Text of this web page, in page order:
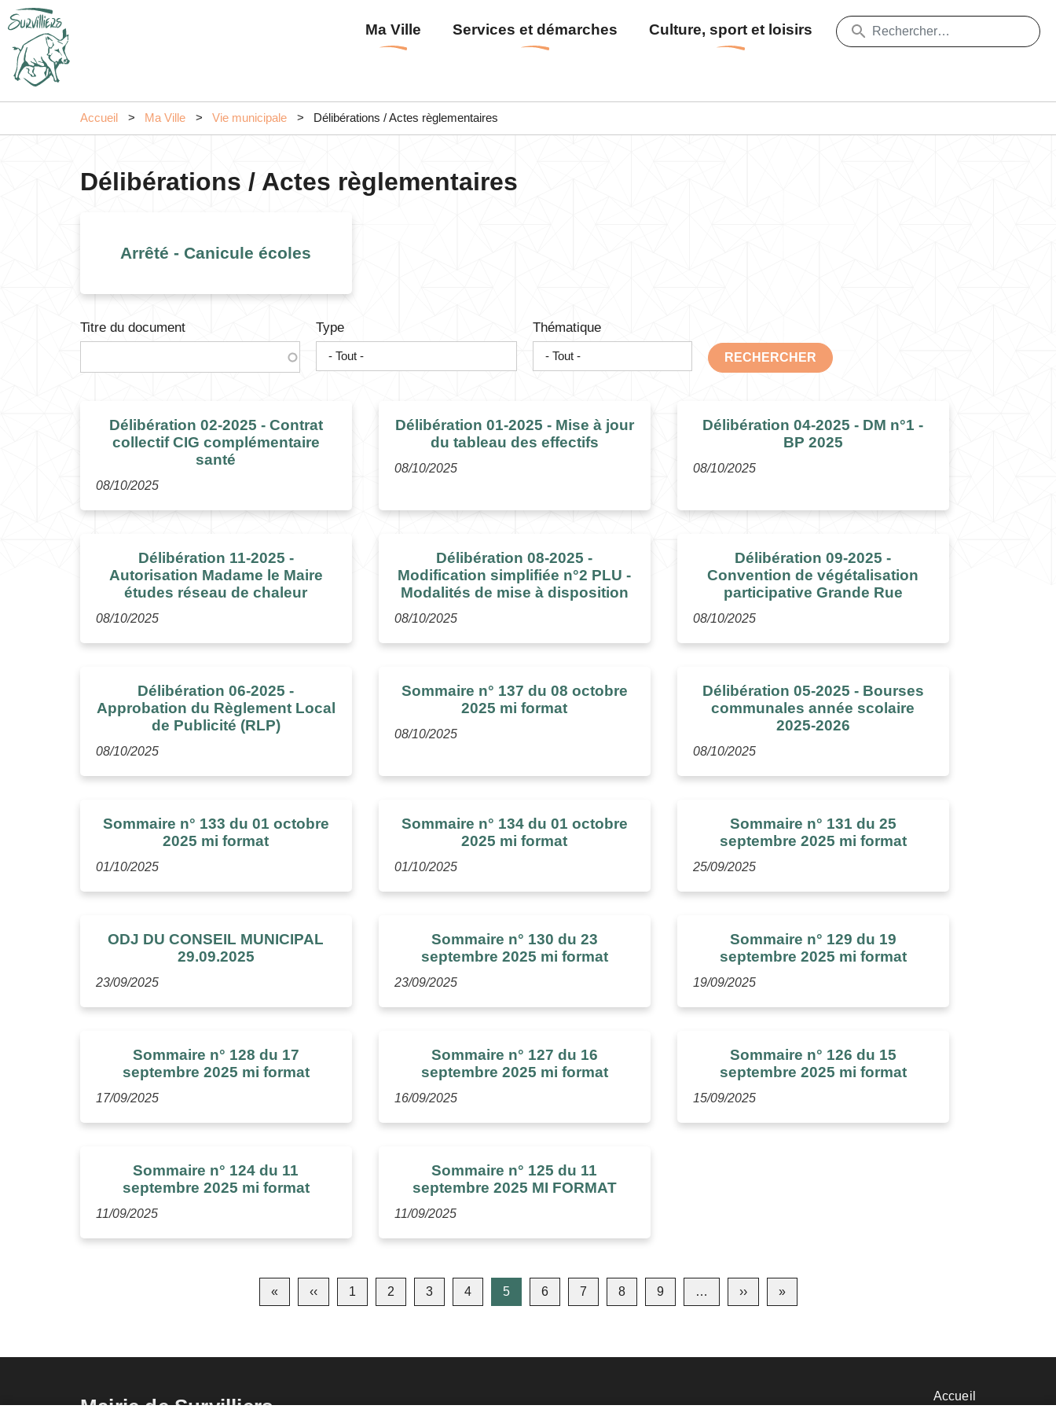
au
contenu
Menu
principal
Ma Ville Services et démarches Culture, sport et loisirs
Accueil Ma Ville Vie municipale Délibérations / Actes règlementaires
Délibérations / Actes règlementaires
Arrêté - Canicule écoles
Titre du document Type Thématique
RECHERCHER
Délibération 02-2025 - Contrat
collectif CIG complémentaire
santé
08/10/2025
Délibération 01-2025 - Mise à jour
du tableau des effectifs
08/10/2025
Délibération 04-2025 - DM n°1 -
BP 2025
08/10/2025
Délibération 11-2025 -
Autorisation Madame le Maire
études réseau de chaleur
08/10/2025
Délibération 08-2025 -
Modification simplifiée n°2 PLU -
Modalités de mise à disposition
08/10/2025
Délibération 09-2025 -
Convention de végétalisation
participative Grande Rue
08/10/2025
Délibération 06-2025 -
Approbation du Règlement Local
de Publicité (RLP)
08/10/2025
Sommaire n° 137 du 08 octobre
2025 mi format
08/10/2025
Délibération 05-2025 - Bourses
communales année scolaire
2025-2026
08/10/2025
Sommaire n° 133 du 01 octobre
2025 mi format
01/10/2025
Sommaire n° 134 du 01 octobre
2025 mi format
01/10/2025
Sommaire n° 131 du 25
septembre 2025 mi format
25/09/2025
ODJ DU CONSEIL MUNICIPAL
29.09.2025
23/09/2025
Sommaire n° 130 du 23
septembre 2025 mi format
23/09/2025
Sommaire n° 129 du 19
septembre 2025 mi format
19/09/2025
Sommaire n° 128 du 17
septembre 2025 mi format
17/09/2025
Sommaire n° 127 du 16
septembre 2025 mi format
16/09/2025
Sommaire n° 126 du 15
septembre 2025 mi format
15/09/2025
Sommaire n° 124 du 11
septembre 2025 mi format
11/09/2025
Sommaire n° 125 du 11
septembre 2025 MI FORMAT
11/09/2025
« Première
page
‹‹Page
précédente
1 2 3 4 5 6 7 8 9 … ››Page
suivante
»Dernière
page
Menu Accueil